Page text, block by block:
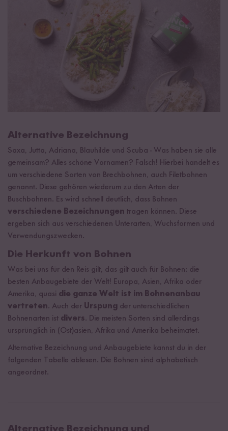
Alternative Bezeichnung
Saxa, Jutta, Adriana, Blauhilde und Scuba - Was haben sie alle
gemeinsam? Alles schöne Vornamen? Falsch! Hierbei handelt es
um verschiedene Sorten von Brechbohnen, auch Filetbohnen
genannt. Diese gehören wiederum zu den Arten der
Buschbohnen. Es wird schnell deutlich, dass Bohnen
verschiedene Bezeichnungen tragen können. Diese
ergeben sich aus verschiedenen Unterarten, Wuchsformen und
Verwendungszwecken.
Die Herkunft von Bohnen
Was bei uns für den Reis gilt, das gilt auch für Bohnen: die
besten Anbaugebiete der Welt! Europa, Asien, Afrika oder
Amerika, quasi die ganze Welt ist im Bohnenanbau
vertreten. Auch der Urspung der unterschiedlichen
Bohnenarten ist divers. Die meisten Sorten sind allerdings
ursprünglich in (Ost)asien, Afrika und Amerika beheimatet.
Alternative Bezeichnung und Anbaugebiete kannst du in der
folgenden Tabelle ablesen. Die Bohnen sind alphabetisch
angeordnet.